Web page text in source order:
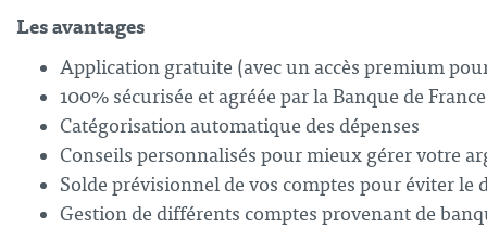
Les avantages
Application gratuite (avec un accès premium
100% sécurisée et agréée par la Banque de France
Catégorisation automatique des dépenses
Conseils personnalisés pour mieux gérer votre
Solde prévisionnel de vos comptes pour éviter le
Gestion de différents comptes provenant de